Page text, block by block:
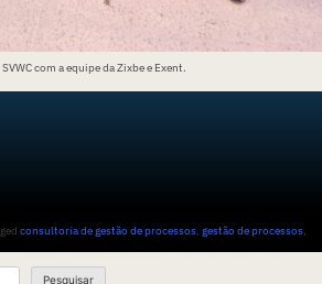
com a equipe da Zixbe e Exent.
consultoria de gestão de processos, gestão de processos,
Pesquisar